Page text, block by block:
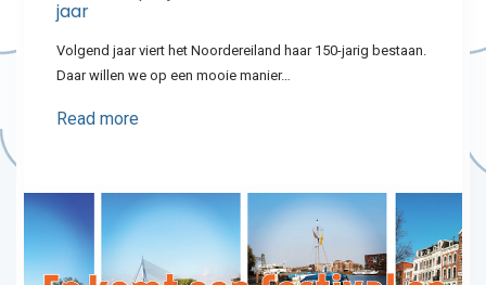
jaar
Volgend jaar viert het Noordereiland haar 150-jarig bestaan.
Daar willen we op een mooie manier…
Read more